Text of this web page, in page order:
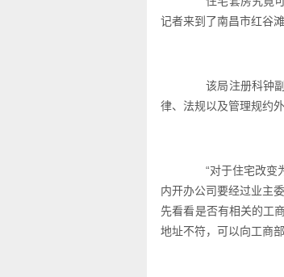
记者来到了南昌市红谷
该局注册科钟副
律、法规以及管理规约
“对于住宅改变为
内开办公司要经过业主
先看看是否有相关的工
地址不符，可以向工商